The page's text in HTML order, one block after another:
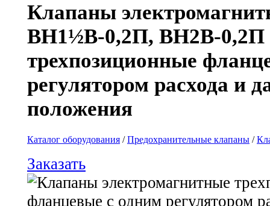
Клапаны
ВН1½В-0,2П, ВН2В-0,2П
трехпозиционные
регулятором расхода и
положения
Каталог оборудования /Предохранительные клапаны /
Заказать